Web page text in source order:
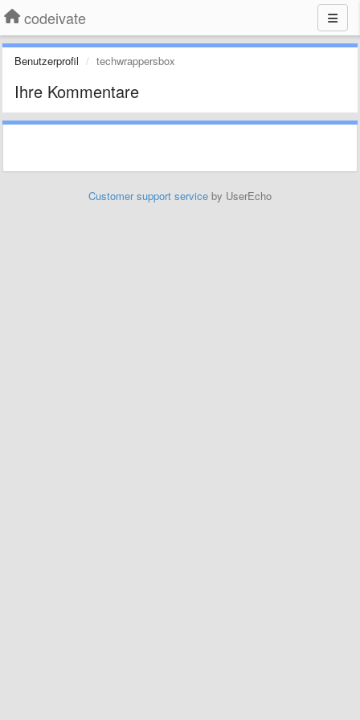
codeivate
Benutzerprofil techwrappersbox
Ihre Kommentare
Customer support service by UserEcho